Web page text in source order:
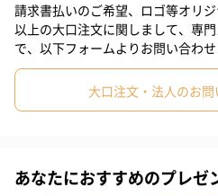
CLAYDは砂漠の地下から採掘され
です。
浴槽の湯にダマにならないように
上、出来れば1時間くらい湯船に
請求書払いのご希望、ロゴ等オリ
以上の大口注文に関しまして、専
で、以下フォームよりお問い合わせ
大口注文・法人のお
あなたにおすすめのプレゼ